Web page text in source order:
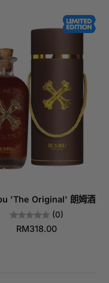
'The Original' 朗姆酒
(0)
RM318.00